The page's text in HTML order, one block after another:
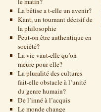
La bêtise a t-elle un avenir?
Kant, un tournant décisif de
la philosophie
Peut-on être authentique en
société?
La vie vaut-elle qu’on
meure pour elle?
La pluralité des cultures
fait-elle obstacle à l’unité
du genre humain?
De l’inné à l’acquis
Le monde change